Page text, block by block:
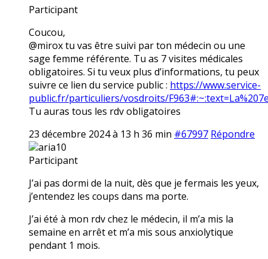
Participant
Coucou,
@mirox tu vas être suivi par ton médecin ou une
sage femme référente. Tu as 7 visites médicales
obligatoires. Si tu veux plus d’informations, tu peux
suivre ce lien du service public : https://www.service-
public.fr/particuliers/vosdroits/
Tu auras tous les rdv obligatoires
23 décembre 2024 à 13 h 36 min #67997 Répondre
aria10
Participant
J’ai pas dormi de la nuit, dès que je fermais les yeux,
j’entendez les coups dans ma porte.
J’ai été à mon rdv chez le médecin, il m’a mis la
semaine en arrêt et m’a mis sous anxiolytique
pendant 1 mois.